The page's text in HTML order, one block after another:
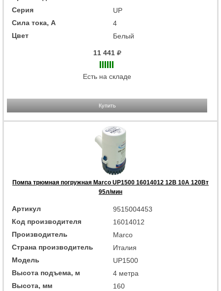
Серия
UP
Сила тока, А
4
Цвет
Белый
11 441
Есть на складе
Купить
Помпа трюмная погружная Marco UP1500 16014012 12В 10А 120Вт
95л/мин
Артикул
9515004453
Код производителя
16014012
Производитель
Marco
Страна производитель
Италия
Модель
UP1500
Высота подъема, м
4 метра
Высота, мм
160